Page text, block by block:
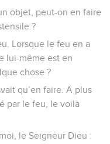
objet, peut-on en faire
?
Lorsque le feu en a
lui-même est en
chose ?
qu’en faire. A plus
par le feu, le voilà
le Seigneur Dieu :